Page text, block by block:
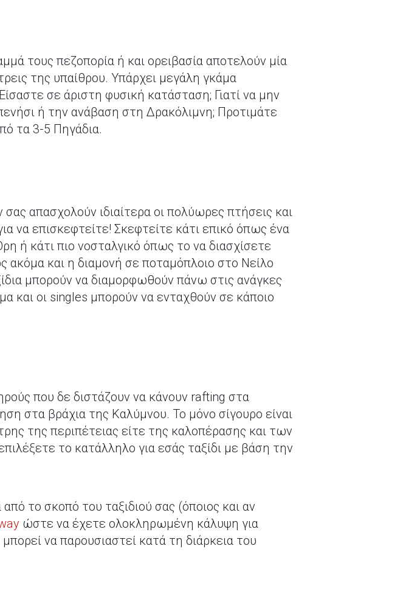
τους πεζοπορία ή και ορειβασία αποτελούν μία
της υπαίθρου. Υπάρχει μεγάλη γκάμα
σε άριστη φυσική κατάσταση; Γιατί να μην
ή την ανάβαση στη Δρακόλιμνη; Προτιμάτε
τα 3-5 Πηγάδια.
απασχολούν ιδιαίτερα οι πολύωρες πτήσεις και
να επισκεφτείτε! Σκεφτείτε κάτι επικό όπως ένα
ή κάτι πιο νοσταλγικό όπως το να διασχίσετε
και η διαμονή σε ποταμόπλοιο στο Νείλο
μπορούν να διαμορφωθούν πάνω στις ανάγκες
και οι singles μπορούν να ενταχθούν σε κάποιο
που δε διστάζουν να κάνουν rafting στα
στα βράχια της Καλύμνου. Το μόνο σίγουρο είναι
της περιπέτειας είτε της καλοπέρασης και των
το κατάλληλο για εσάς ταξίδι με βάση την
το σκοπό του ταξιδιού σας (όποιος και αν
ώστε να έχετε ολοκληρωμένη κάλυψη για
να παρουσιαστεί κατά τη διάρκεια του